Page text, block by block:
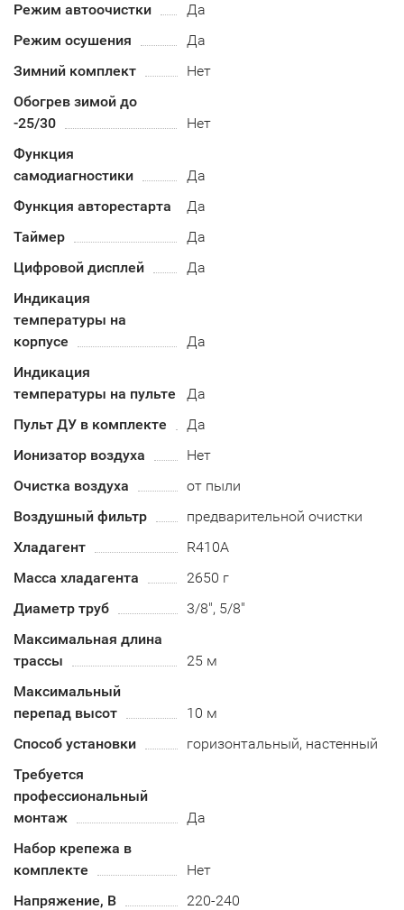
Режим автоочистки
Да
Режим осушения
Да
Зимний комплект
Нет
Обогрев зимой до
-25/30
Нет
Функция
самодиагностики
Да
Функция авторестарта
Да
Таймер
Да
Цифровой дисплей
Да
Индикация
температуры на
корпусе
Да
Индикация
температуры на пульте
Да
Пульт ДУ в комплекте
Да
Ионизатор воздуха
Нет
Очистка воздуха
от пыли
Воздушный фильтр
предварительной очистки
Хладагент
R410А
Масса хладагента
2650 г
Диаметр труб
3/8", 5/8"
Максимальная длина
трассы
25 м
Максимальный
перепад высот
10 м
Способ установки
горизонтальный, настенный
Требуется
профессиональный
монтаж
Да
Набор крепежа в
комплекте
Нет
Напряжение, В
220-240